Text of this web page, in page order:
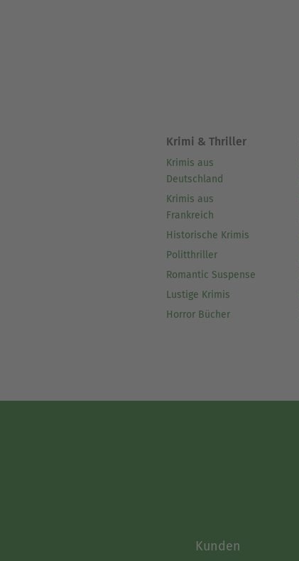
Krimi & Thriller
Krimis aus
Deutschland
Krimis aus
Frankreich
Historische Krimis
Politthriller
Romantic Suspense
Lustige Krimis
Horror Bücher
Kunden